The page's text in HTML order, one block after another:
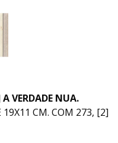
A VERDADE NUA.
19X11 CM. COM 273, [2]